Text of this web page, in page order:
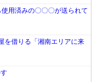
用済みの〇〇〇が送られて
を借りる「湘南エリアに来